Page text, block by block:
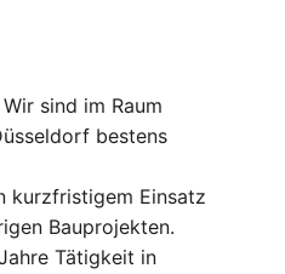
Wir sind im Raum
bestens
kurzfristigem Einsatz
Bauprojekten.
Tätigkeit in